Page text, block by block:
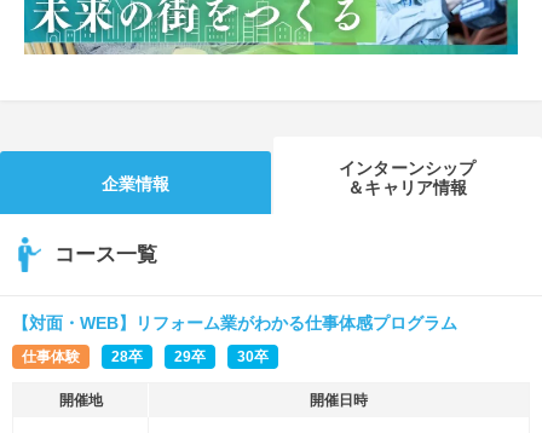
企業情報
インターンシップ
＆キャリア情報
コース一覧
【対面・WEB】リフォーム業がわかる仕事体感プログラム
仕事体験 28卒 29卒 30卒
開催地 開催日時